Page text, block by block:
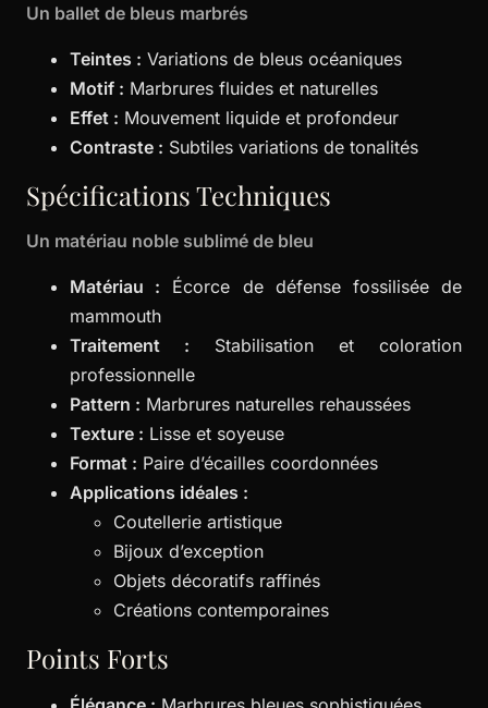
Un ballet de bleus marbrés
Teintes : Variations de bleus océaniques
Motif : Marbrures fluides et naturelles
Effet : Mouvement liquide et profondeur
Contraste : Subtiles variations de tonalités
Spécifications Techniques
Un matériau noble sublimé de bleu
Matériau : Écorce de défense fossilisée de
mammouth
Traitement : Stabilisation et coloration
professionnelle
Pattern : Marbrures naturelles rehaussées
Texture : Lisse et soyeuse
Format : Paire d’écailles coordonnées
Applications idéales :
Coutellerie artistique
Bijoux d’exception
Objets décoratifs raffinés
Créations contemporaines
Points Forts